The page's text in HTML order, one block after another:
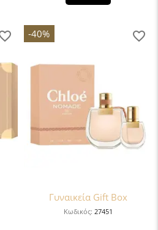
-40%
Γυναικεία Gift Box
Κωδικός: 27451